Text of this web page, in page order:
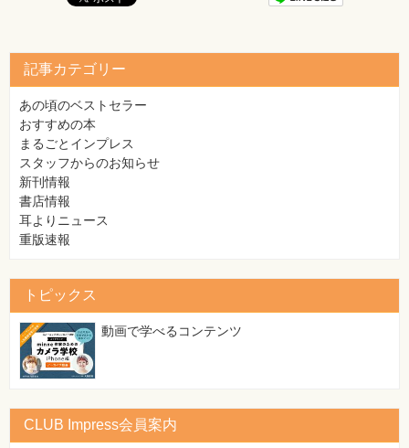
記事カテゴリー
あの頃のベストセラー
おすすめの本
まるごとインプレス
スタッフからのお知らせ
新刊情報
書店情報
耳よりニュース
重版速報
トピックス
動画で学べるコンテンツ
CLUB Impress会員案内